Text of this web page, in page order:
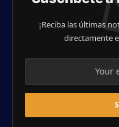
¡Reciba las últimas
directamente